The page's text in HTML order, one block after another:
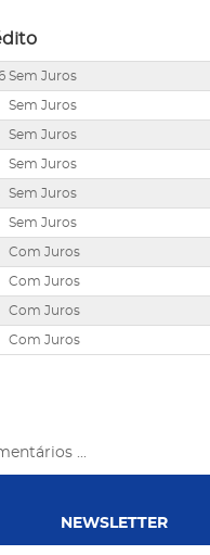
Sem Juros
Sem Juros
Sem Juros
Sem Juros
Sem Juros
Sem Juros
Com Juros
Com Juros
Com Juros
Com Juros
...
NEWSLETTER